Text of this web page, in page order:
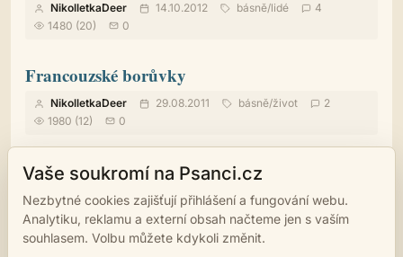
NikolletkaDeer 14.10.2012 básně/lidé
4
1480 (20)
0
Francouzské borůvky
NikolletkaDeer 29.08.2011 básně/život
2
1980 (12)
0
Surviving Storms
NikolletkaDeer 12.05.2023 básně/ostatní
1
563 (8)
0
Vaše soukromí na Psanci.cz
Nezbytné cookies zajišťují přihlášení a fungování webu.
Analytiku, reklamu a externí obsah načteme jen s vaším
souhlasem. Volbu můžete kdykoli změnit.